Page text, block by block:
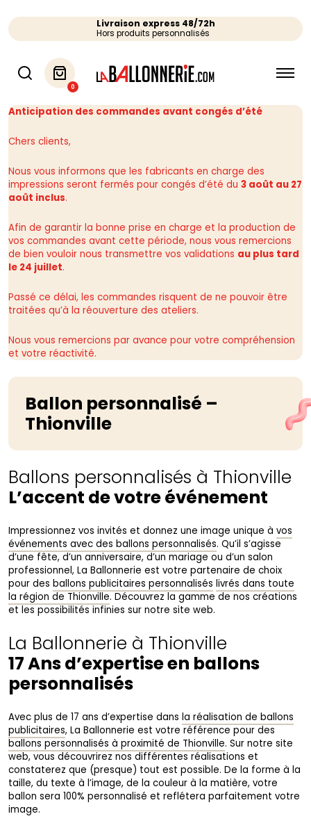
Livraison express 48/72h
Hors produits personnalisés
0
Anticipation des commandes avant congés d’été
Chers clients,
Nous vous informons que les fabricants en charge des
impressions seront fermés pour congés d’été du 3 août au 27
août inclus.
Afin de garantir la bonne prise en charge et la production de
vos commandes avant cette période, nous vous remercions
de bien vouloir nous transmettre vos validations au plus tard
le 24 juillet.
Passé ce délai, les commandes risquent de ne pouvoir être
traitées qu’à la réouverture des ateliers.
Nous vous remercions par avance pour votre compréhension
et votre réactivité.
Ballon personnalisé –
Thionville
Ballons personnalisés à Thionville
L’accent de votre événement
Impressionnez vos invités et donnez une image unique à vos
événements avec des ballons personnalisés. Qu’il s’agisse
d’une fête, d’un anniversaire, d’un mariage ou d’un salon
professionnel, La Ballonnerie est votre partenaire de choix
pour des ballons publicitaires personnalisés livrés dans toute
la région de Thionville. Découvrez la gamme de nos créations
et les possibilités infinies sur notre site web.
La Ballonnerie à Thionville
17 Ans d’expertise en ballons
personnalisés
Avec plus de 17 ans d’expertise dans la réalisation de ballons
publicitaires, La Ballonnerie est votre référence pour des
ballons personnalisés à proximité de Thionville. Sur notre site
web, vous découvrirez nos différentes réalisations et
constaterez que (presque) tout est possible. De la forme à la
taille, du texte à l’image, de la couleur à la matière, votre
ballon sera 100% personnalisé et reflétera parfaitement votre
image.